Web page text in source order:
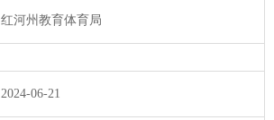
红河州教育体育局
2024-06-21